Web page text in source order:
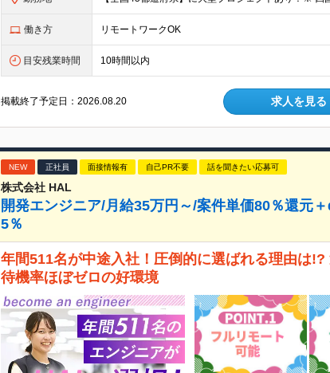
働き方 リモートワークOK
目安残業時間 10時間以内
掲載終了予定日：2026.08.20 求人を見る
NEW 正社員 面接情報有 自己PR不要 話を聞きたい応募可
株式会社 HAL
開発エンジニア/月給35万円～/案件単価80％還元
5％
年間511名が中途入社！圧倒的に選ばれる理由は!?
待機率ほぼゼロの好環境